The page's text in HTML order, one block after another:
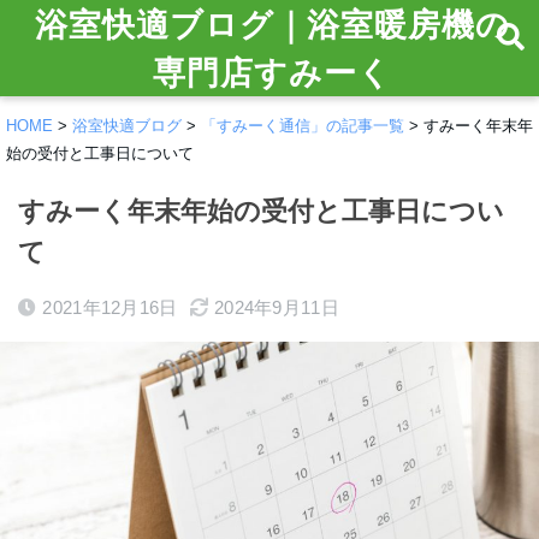
浴室快適ブログ｜浴室暖房機の
専門店すみーく
HOME > 浴室快適ブログ > 「すみーく通信」の記事一覧 > すみーく年末年
始の受付と工事日について
すみーく年末年始の受付と工事日につい
て
2021年12月16日 2024年9月11日